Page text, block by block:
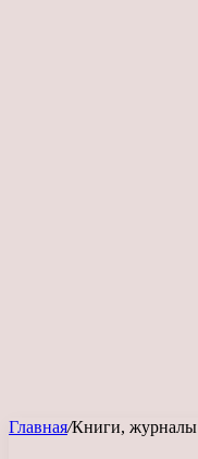
Главная/Книги, журналы